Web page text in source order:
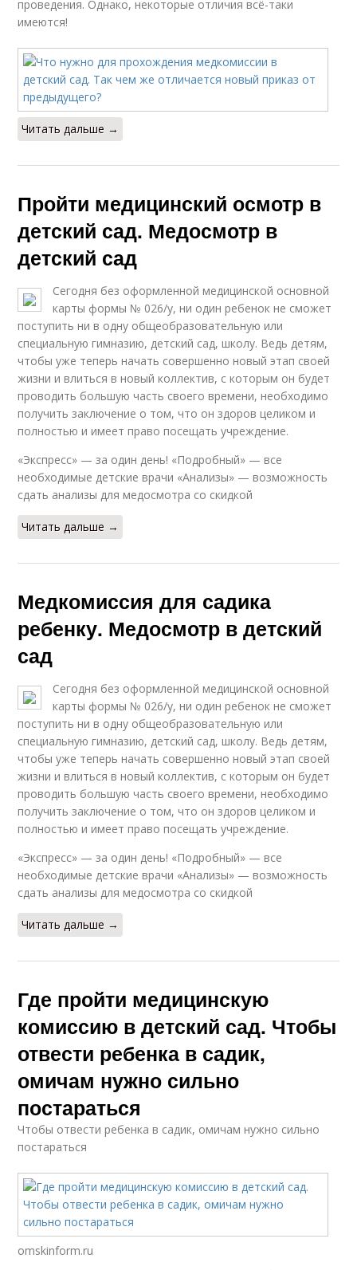
проведения. Однако, некоторые отличия всё-таки
имеются!
Читать дальше →
Пройти медицинский осмотр в
детский сад. Медосмотр в
детский сад
Сегодня без оформленной медицинской основной
карты формы № 026/у, ни один ребенок не сможет
поступить ни в одну общеобразовательную или
специальную гимназию, детский сад, школу. Ведь детям,
чтобы уже теперь начать совершенно новый этап своей
жизни и влиться в новый коллектив, с которым он будет
проводить большую часть своего времени, необходимо
получить заключение о том, что он здоров целиком и
полностью и имеет право посещать учреждение.
«Экспресс» — за один день! «Подробный» — все
необходимые детские врачи «Анализы» — возможность
сдать анализы для медосмотра со скидкой
Читать дальше →
Медкомиссия для садика
ребенку. Медосмотр в детский
сад
Сегодня без оформленной медицинской основной
карты формы № 026/у, ни один ребенок не сможет
поступить ни в одну общеобразовательную или
специальную гимназию, детский сад, школу. Ведь детям,
чтобы уже теперь начать совершенно новый этап своей
жизни и влиться в новый коллектив, с которым он будет
проводить большую часть своего времени, необходимо
получить заключение о том, что он здоров целиком и
полностью и имеет право посещать учреждение.
«Экспресс» — за один день! «Подробный» — все
необходимые детские врачи «Анализы» — возможность
сдать анализы для медосмотра со скидкой
Читать дальше →
Где пройти медицинскую
комиссию в детский сад. Чтобы
отвести ребенка в садик,
омичам нужно сильно
постараться
Чтобы отвести ребенка в садик, омичам нужно сильно
постараться
omskinform.ru